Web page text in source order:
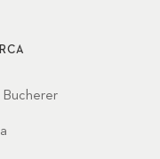
Bucherer